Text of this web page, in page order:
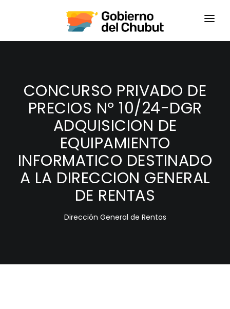
HOME
CONCURSO PRIVADO DE
PRECIOS Nº 10/24-DGR
ADQUISICION DE
EQUIPAMIENTO
INFORMATICO DESTINADO
A LA DIRECCION GENERAL
DE RENTAS
Dirección General de Rentas